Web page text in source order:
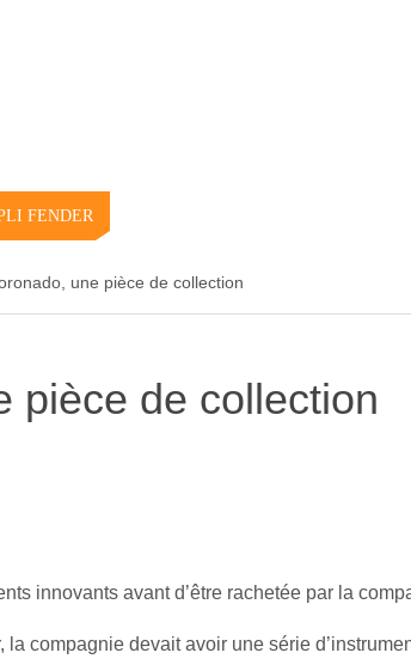
FENDER
une pièce de collection
pièce de collection
innovants avant d’être rachetée par la
compagnie devait avoir une série